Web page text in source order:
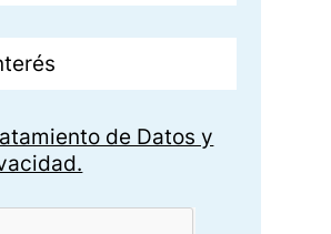
de Datos y